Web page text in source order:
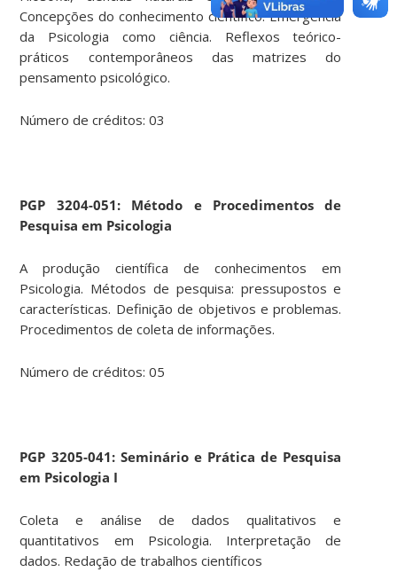
Concepções do conhecimento científico. Emergência
da Psicologia como ciência. Reflexos teórico-
práticos contemporâneos das matrizes do
pensamento psicológico.
Número de créditos: 03
PGP 3204-051: Método e Procedimentos de
Pesquisa em Psicologia
A produção científica de conhecimentos em
Psicologia. Métodos de pesquisa: pressupostos e
características. Definição de objetivos e problemas.
Procedimentos de coleta de informações.
Número de créditos: 05
PGP 3205-041: Seminário e Prática de Pesquisa
em Psicologia I
Coleta e análise de dados qualitativos e
quantitativos em Psicologia. Interpretação de
dados. Redação de trabalhos científicos